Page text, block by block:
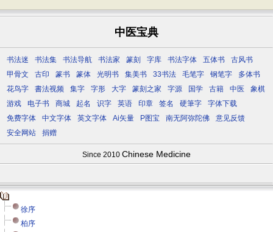
中医宝典
书法迷 书法集 书法导航 书法家 篆刻 字库 书法字体 五体书
古风书
甲骨文
古印 篆书 篆体 光明书 集美书 33书法 毛笔字 钢笔字
多体书
花鸟字
書法视频 集字 字形 大字 篆刻之家 字源 国学 古籍 中医
象棋
游戏
电子书 商城 起名 识字 英语 印章 签名 硬筆字
字体下载
免费字体
中文字体 英文字体 Ai矢量 P图宝 南无阿弥陀佛
意见反馈
安全网站
捐赠
Since 2010 Chinese Medicine
徐序
柏序